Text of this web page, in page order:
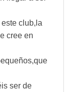
club,la
cree en
ser de